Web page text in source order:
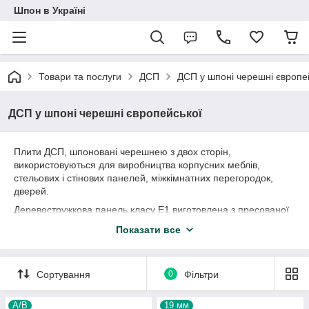
Шпон в Україні
Товари та послуги ДСП ДСП у шпоні черешні
ДСП у шпоні черешні європейської
Плити ДСП, шпоновані черешнею з двох сторін,
використовуються для виробництва корпусних меблів,
стельових і стінових панелей, міжкімнатних перегородок,
дверей.
Деревостружкова панель класу Е1 виготовлена з пресованої
безпечний для людей та тварин, дозволений для
Шпоноване черешні ДСП піддається порізці. При дотриманні
технології отримують деталі з рівними краями. Щоб надати
Показати все
Сортування 0 Фільтри
А/В 19 мм